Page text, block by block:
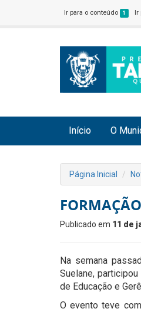
Ir para o conteúdo 1 Ir
Início O
Página Inicial
Publicado em 11 de
Na semana
Suelane,
de Educação e
O evento teve